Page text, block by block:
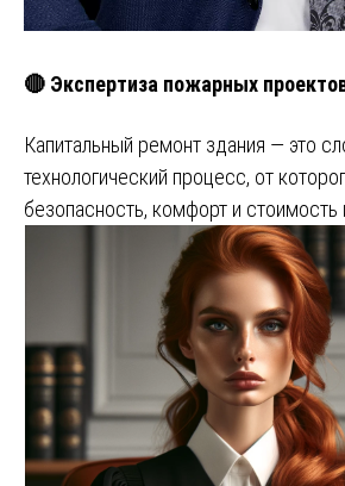
🔴 Экспертиза пожарных
Капитальный ремонт здания — это
технологический процесс, от
безопасность, комфорт и стоимость